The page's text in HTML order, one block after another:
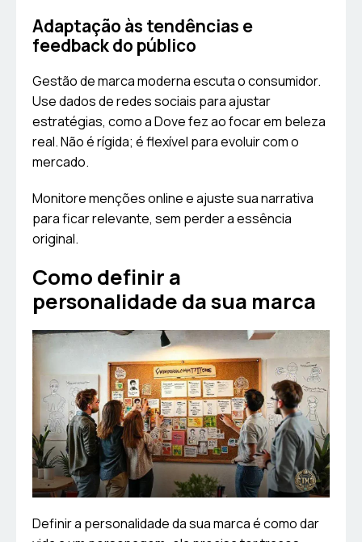
Adaptação às tendências e
feedback do público
Gestão de marca moderna escuta o consumidor.
Use dados de redes sociais para ajustar
estratégias, como a Dove fez ao focar em beleza
real. Não é rígida; é flexível para evoluir com o
mercado.
Monitore menções online e ajuste sua narrativa
para ficar relevante, sem perder a essência
original.
Como definir a
personalidade da sua marca
Definir a personalidade da sua marca é como dar